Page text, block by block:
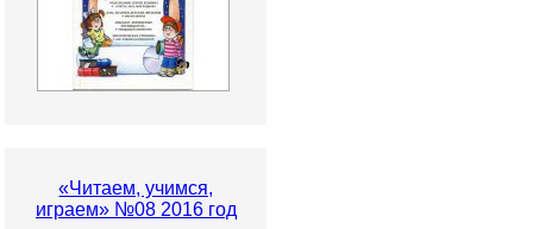
«Читаем, учимся,
играем» №08 2016 год